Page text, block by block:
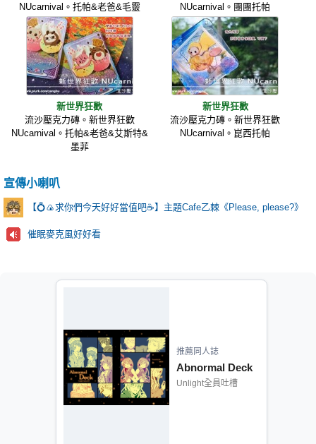
NUcarnival。托帕&老爸&毛靈
NUcarnival。團團托帕
新世界狂歡
流沙壓克力磚。新世界狂歡
NUcarnival。托帕&老爸&艾斯特&
墨菲
新世界狂歡
流沙壓克力磚。新世界狂歡
NUcarnival。崑西托帕
宣傳小喇叭
【💍🍙求你們今天好好當值吧☕️】主題Cafe乙棘《Please, please?》
催眠麥克風好好看
推薦同人誌
Abnormal Deck
Unlight全員吐槽